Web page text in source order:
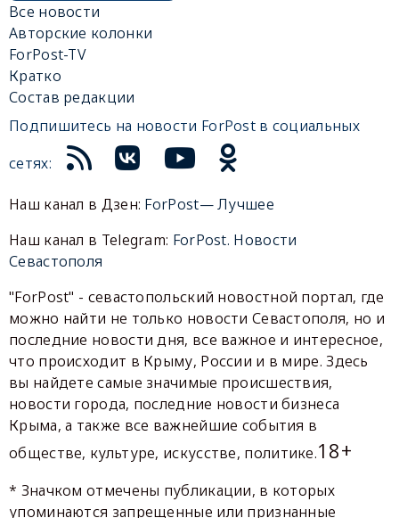
Все новости
Авторские колонки
ForPost-TV
Кратко
Состав редакции
Подпишитесь на новости ForPost в социальных
сетях:
Наш канал в Дзен: ForPost— Лучшее
Наш канал в Telegram: ForPost. Новости
Севастополя
"ForPost" - севастопольский новостной портал, где
можно найти не только новости Севастополя, но и
последние новости дня, все важное и интересное,
что происходит в Крыму, России и в мире. Здесь
вы найдете самые значимые происшествия,
новости города, последние новости бизнеса
Крыма, а также все важнейшие события в
обществе, культуре, искусстве, политике.18+
* Значком отмечены публикации, в которых
упоминаются запрещенные или признанные